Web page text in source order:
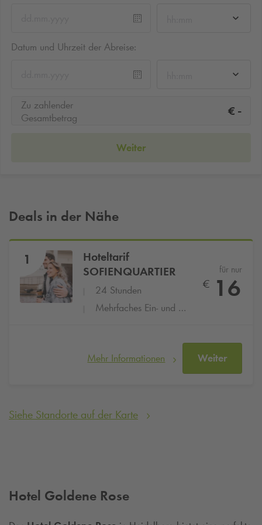
Datum und Uhrzeit der Abreise:
Zu zahlender
Gesamtbetrag
€ -
Weiter
Deals in der Nähe
1
Hoteltarif
SOFIENQUARTIER
24 Stunden
Mehrfaches Ein- und Ausfahren
für nur
€ 16
Mehr Informationen Weiter
Siehe Standorte auf der Karte
Hotel Goldene Rose